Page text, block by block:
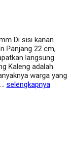
Di sisi kanan
Panjang 22 cm,
langsung
Kaleng adalah
warga yang
selengkapnya